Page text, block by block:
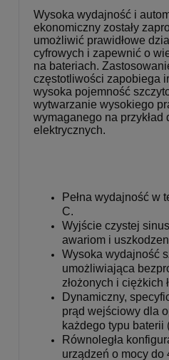
Wysoka wydajność i
ekonomiczny zostały
umożliwić prawidłowe
cyfrowych i zapewnić o
na bateriach.
częstotliwości zapobiega
wysoka pojemność
wytwarzanie wysokiego
wymaganego na przykład
elektrycznych.
Pełna wydajność w
C.
Wyjście czystej
awariom i
Wysoka wydajność
umożliwiająca
złożonych i ciężkich
Dynamiczny,
prąd wejściowy dla
każdego typu baterii
Równoległa
urządzeń o mocy do